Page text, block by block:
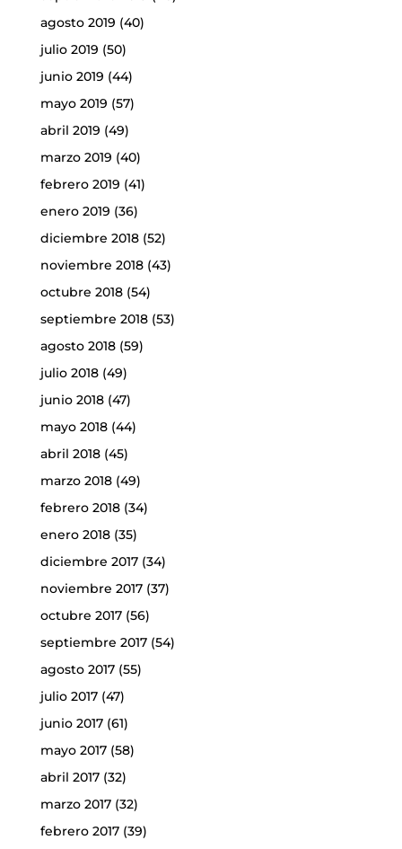
agosto 2019 (40)
julio 2019 (50)
junio 2019 (44)
mayo 2019 (57)
abril 2019 (49)
marzo 2019 (40)
febrero 2019 (41)
enero 2019 (36)
diciembre 2018(52)
noviembre 2018(43)
octubre 2018(54)
septiembre 2018(53)
agosto 2018(59)
julio 2018(49)
junio 2018(47)
mayo 2018(44)
abril 2018(45)
marzo 2018(49)
febrero 2018(34)
enero 2018(35)
diciembre 2017(34)
noviembre 2017(37)
octubre 2017(56)
septiembre 2017(54)
agosto 2017(55)
julio 2017(47)
junio 2017(61)
mayo 2017(58)
abril 2017(32)
marzo 2017(32)
febrero 2017(39)